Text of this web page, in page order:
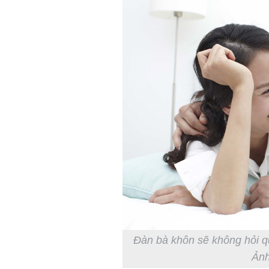
Đàn bà khôn sẽ không hỏi